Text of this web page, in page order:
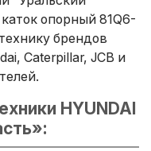
опорный 81Q6-
брендов
Caterpillar, JCB и
HYUNDAI